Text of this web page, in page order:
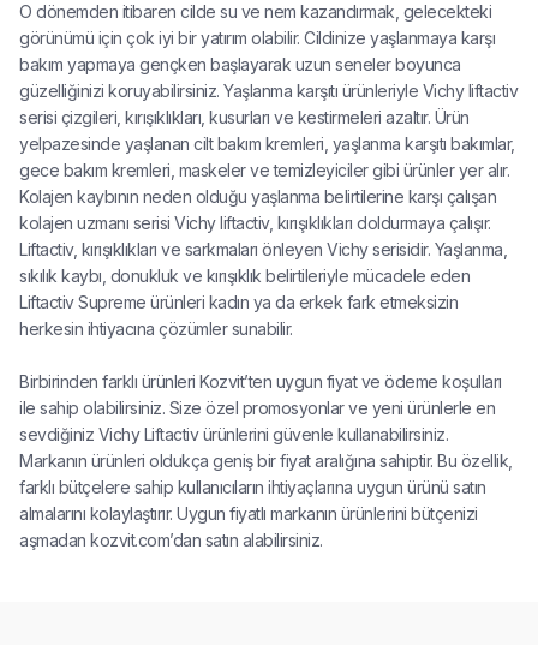
O dönemden itibaren cilde su ve nem kazandırmak, gelecekteki
görünümü için çok iyi bir yatırım olabilir. Cildinize yaşlanmaya karşı
bakım yapmaya gençken başlayarak uzun seneler boyunca
güzelliğinizi koruyabilirsiniz. Yaşlanma karşıtı ürünleriyle Vichy liftactiv
serisi çizgileri, kırışıklıkları, kusurları ve kestirmeleri azaltır. Ürün
yelpazesinde yaşlanan cilt bakım kremleri, yaşlanma karşıtı bakımlar,
gece bakım kremleri, maskeler ve temizleyiciler gibi ürünler yer alır.
Kolajen kaybının neden olduğu yaşlanma belirtilerine karşı çalışan
kolajen uzmanı serisi Vichy liftactiv, kırışıklıkları doldurmaya çalışır.
Liftactiv, kırışıklıkları ve sarkmaları önleyen Vichy serisidir. Yaşlanma,
sıkılık kaybı, donukluk ve kırışıklık belirtileriyle mücadele eden
Liftactiv Supreme ürünleri kadın ya da erkek fark etmeksizin
herkesin ihtiyacına çözümler sunabilir.
Birbirinden farklı ürünleri Kozvit’ten uygun fiyat ve ödeme koşulları
ile sahip olabilirsiniz. Size özel promosyonlar ve yeni ürünlerle en
sevdiğiniz Vichy Liftactiv ürünlerini güvenle kullanabilirsiniz.
Markanın ürünleri oldukça geniş bir fiyat aralığına sahiptir. Bu özellik,
farklı bütçelere sahip kullanıcıların ihtiyaçlarına uygun ürünü satın
almalarını kolaylaştırır. Uygun fiyatlı markanın ürünlerini bütçenizi
aşmadan kozvit.com’dan satın alabilirsiniz.